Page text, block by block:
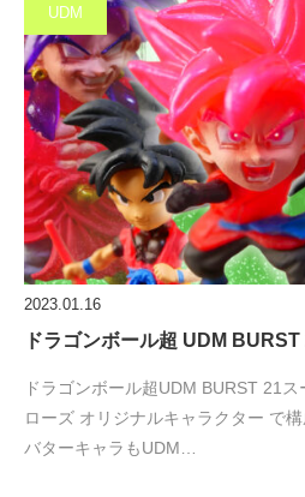
UDM
2023.01.16
ドラゴンボール超 UDM BURST
ドラゴンボール超UDM BURST 21
ローズ オリジナルキャラクター で
バターキャラもUDM…